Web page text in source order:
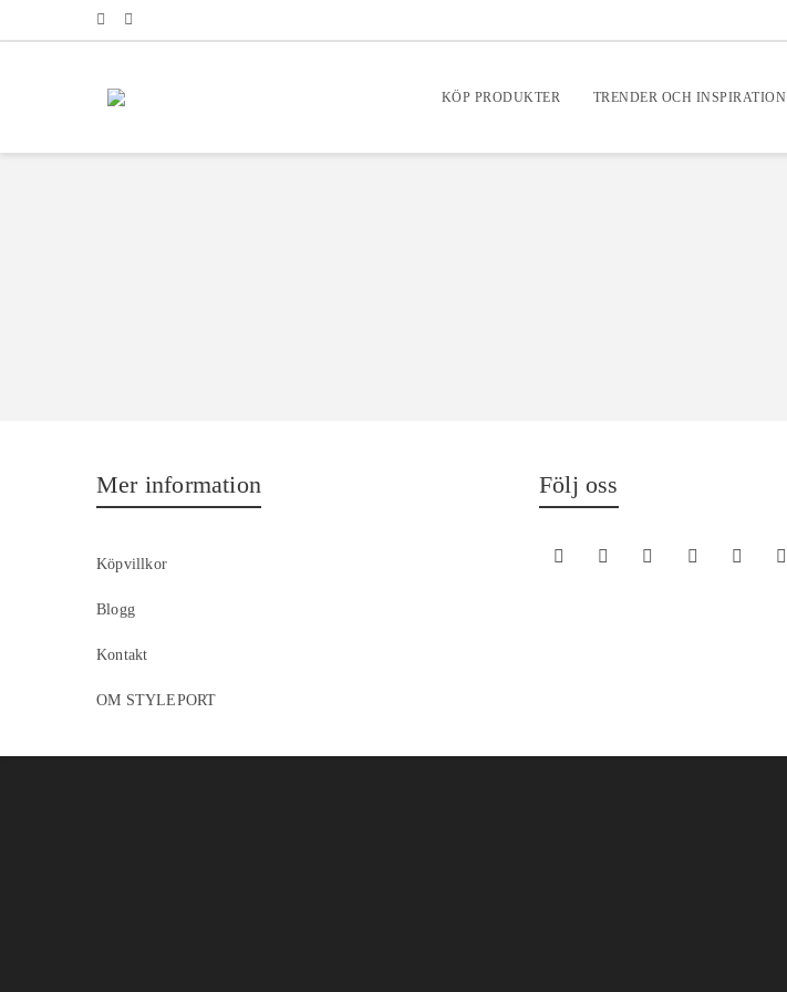
KÖP PRODUKTER TRENDER OCH INSPIRATION
Mer information
Köpvillkor
Blogg
Kontakt
OM STYLEPORT
Följ oss